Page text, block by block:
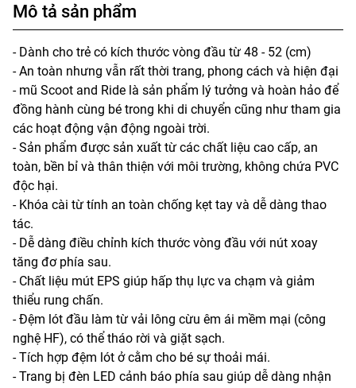
Mô tả sản phẩm
- Dành cho trẻ có kích thước vòng đầu từ 48 - 52 (cm)
- An toàn nhưng vẫn rất thời trang, phong cách và hiện đại
- mũ Scoot and Ride là sản phẩm lý tưởng và hoàn hảo để
đồng hành cùng bé trong khi di chuyển cũng như tham gia
các hoạt động vận động ngoài trời.
- Sản phẩm được sản xuất từ các chất liệu cao cấp, an
toàn, bền bỉ và thân thiện với môi trường, không chứa PVC
độc hại.
- Khóa cài từ tính an toàn chống kẹt tay và dễ dàng thao
tác.
- Dễ dàng điều chỉnh kích thước vòng đầu với nút xoay
tăng đơ phía sau.
- Chất liệu mút EPS giúp hấp thụ lực va chạm và giảm
thiểu rung chấn.
- Đệm lót đầu làm từ vải lông cừu êm ái mềm mại (công
nghệ HF), có thể tháo rời và giặt sạch.
- Tích hợp đệm lót ở cằm cho bé sự thoải mái.
- Trang bị đèn LED cảnh báo phía sau giúp dễ dàng nhận